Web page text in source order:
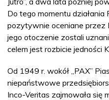
Do tego momentu działania
pozytywnie oceniane przez
jego otoczenie zostali
celem jest rozbicie jedności
Od 1949 r. wokół „PAX”
niepaństwowe
Inco-Veritas zajmowała się